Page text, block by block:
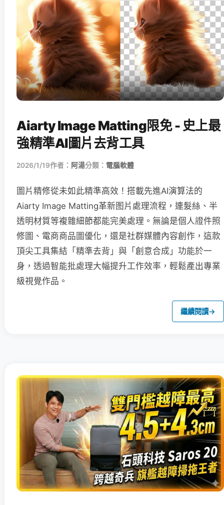
Aiarty Image Matting限免 - 史上最
強精準AI圖片去背工具
2026/1/19作者： 阿湯分類： 電腦軟體
圖片精修從未如此精準高效！搭載先進AI演算法的
Aiarty Image Matting革新图片處理流程，連髮絲、半
透明材質等複雜細節都能完美處理。無論是個人證件照
修圖、電商商品圖優化，還是社群媒體內容創作，這款
頂尖工具集結「精準去背」與「創意合成」功能於一
身，透過智能批處理大幅提升工作效率，輕鬆產出專業
級視覺作品。
繼續閱讀→